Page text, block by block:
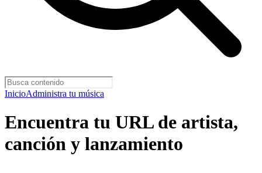
InicioAdministra tu música
Encuentra tu URL de artista,
canción y lanzamiento